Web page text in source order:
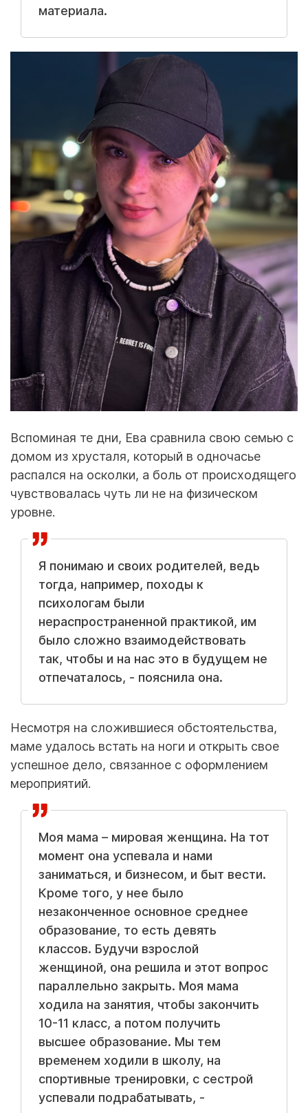
материала.
Вспоминая те дни, Ева сравнила свою семью с
домом из хрусталя, который в одночасье
распался на осколки, а боль от происходящего
чувствовалась чуть ли не на физическом
уровне.
Я понимаю и своих родителей, ведь
тогда, например, походы к
психологам были
нераспространенной практикой, им
было сложно взаимодействовать
так, чтобы и на нас это в будущем не
отпечаталось, - пояснила она.
Несмотря на сложившиеся обстоятельства,
маме удалось встать на ноги и открыть свое
успешное дело, связанное с оформлением
мероприятий.
Моя мама – мировая женщина. На тот
момент она успевала и нами
заниматься, и бизнесом, и быт вести.
Кроме того, у нее было
незаконченное основное среднее
образование, то есть девять
классов. Будучи взрослой
женщиной, она решила и этот вопрос
параллельно закрыть. Моя мама
ходила на занятия, чтобы закончить
10-11 класс, а потом получить
высшее образование. Мы тем
временем ходили в школу, на
спортивные тренировки, с сестрой
успевали подрабатывать, -